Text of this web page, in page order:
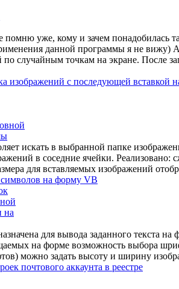
помню уже, кому и зачем понадобилась
данной программы я не вижу)
случайным точкам на экране. После
изображений с последующей вставкой
искать в выбранной папке
в соседние ячейки. Реализовано:
для вставляемых изображений
на форму VB
для вывода заданного текста
на форме возможность выбора
можно задать высоту и ширину
почтового аккаунта в реестре